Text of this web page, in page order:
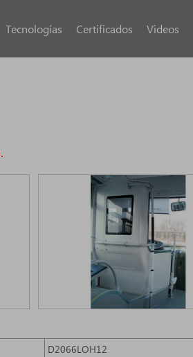
Tecnologías Certificados Videos
D2066LOH12